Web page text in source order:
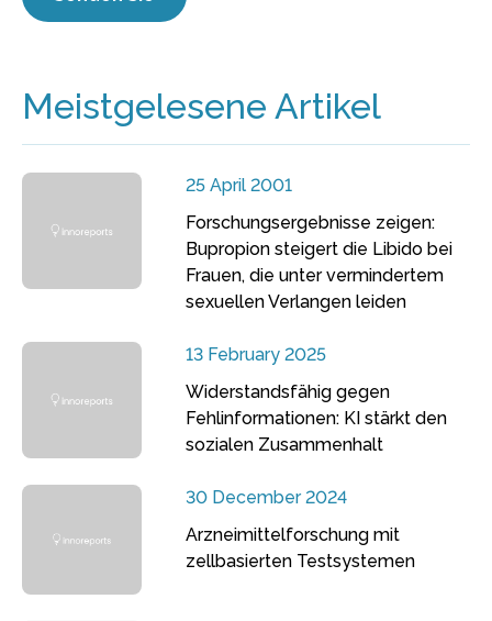
Meistgelesene Artikel
25 April 2001
Forschungsergebnisse zeigen:
Bupropion steigert die Libido bei
Frauen, die unter vermindertem
sexuellen Verlangen leiden
13 February 2025
Widerstandsfähig gegen
Fehlinformationen: KI stärkt den
sozialen Zusammenhalt
30 December 2024
Arzneimittelforschung mit
zellbasierten Testsystemen